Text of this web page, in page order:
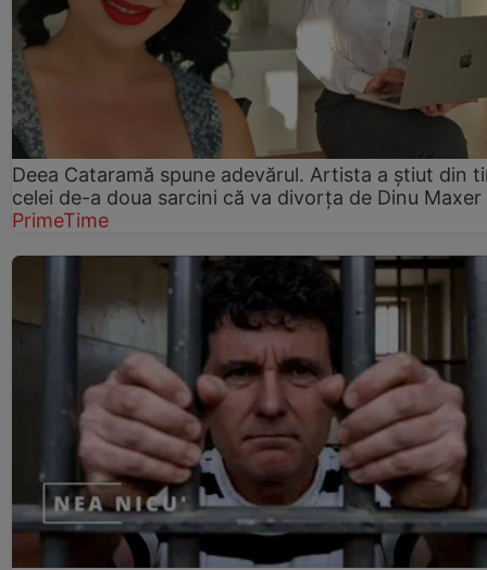
Deea Cataramă spune adevărul. Artista a știut din
celei de-a doua sarcini că va divorța de Dinu Maxer
PrimeTime